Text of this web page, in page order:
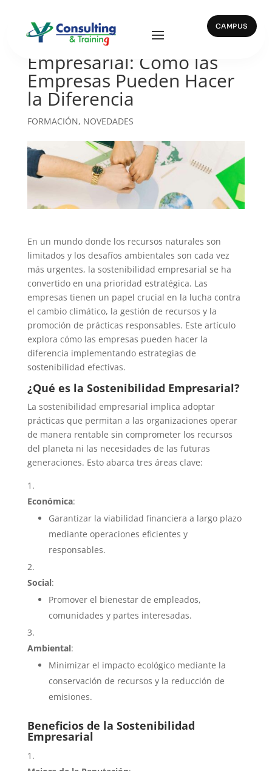
CAMPUS
Sostenibilidad
Empresarial: Cómo las
Empresas Pueden Hacer
la Diferencia
FORMACIÓN, NOVEDADES
En un mundo donde los recursos naturales son
limitados y los desafíos ambientales son cada vez
más urgentes, la sostenibilidad empresarial se ha
convertido en una prioridad estratégica. Las
empresas tienen un papel crucial en la lucha contra
el cambio climático, la gestión de recursos y la
promoción de prácticas responsables. Este artículo
explora cómo las empresas pueden hacer la
diferencia implementando estrategias de
sostenibilidad efectivas.
¿Qué es la Sostenibilidad Empresarial?
La sostenibilidad empresarial implica adoptar
prácticas que permitan a las organizaciones operar
de manera rentable sin comprometer los recursos
del planeta ni las necesidades de las futuras
generaciones. Esto abarca tres áreas clave:
Económica:
Garantizar la viabilidad financiera a largo plazo
mediante operaciones eficientes y
responsables.
Social:
Promover el bienestar de empleados,
comunidades y partes interesadas.
Ambiental:
Minimizar el impacto ecológico mediante la
conservación de recursos y la reducción de
emisiones.
Beneficios de la Sostenibilidad
Empresarial